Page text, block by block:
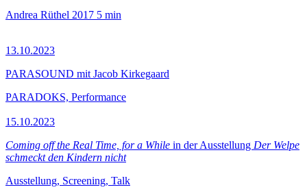
Andrea Rüthel 2017 5 min
13.10.2023
PARASOUND mit Jacob Kirkegaard
PARADOKS, Performance
15.10.2023
Coming off the Real Time, for a While in der Ausstellung Der Welpe
schmeckt den Kindern nicht
Ausstellung, Screening, Talk